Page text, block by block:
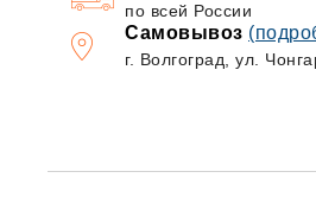
по всей России
Самовывоз
г. Волгоград, ул.